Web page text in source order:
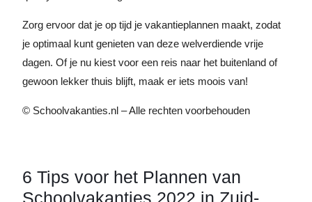
Zorg ervoor dat je op tijd je vakantieplannen maakt, zodat
je optimaal kunt genieten van deze welverdiende vrije
dagen. Of je nu kiest voor een reis naar het buitenland of
gewoon lekker thuis blijft, maak er iets moois van!
© Schoolvakanties.nl – Alle rechten voorbehouden
6 Tips voor het Plannen van
Schoolvakanties 2022 in Zuid-